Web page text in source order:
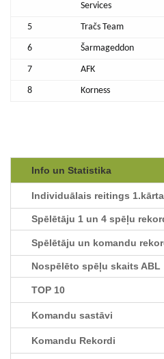
Services
5 Tračs Team
6 Šarmageddon
7 AFK
8 Korness
Info un Statistika
Individuālais reitings 1.kārta
Spēlētāju 1 un 4 spēļu
Spēlētāju un komandu
Nospēlēto spēļu skaits ABL
TOP 10
Komandu sastāvi
Komandu Rekordi